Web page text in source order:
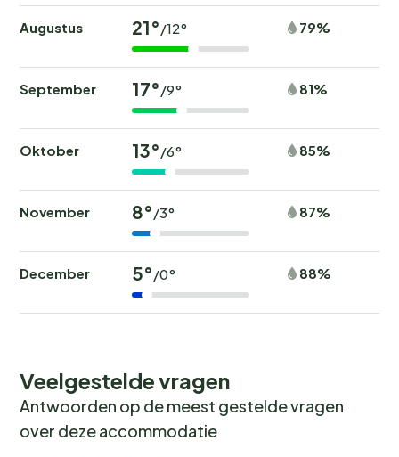
Augustus 21° /12° 79%
September 17° /9° 81%
Oktober 13° /6° 85%
November 8° /3° 87%
December 5° /0° 88%
Veelgestelde vragen
Antwoorden op de meest gestelde vragen
over deze accommodatie